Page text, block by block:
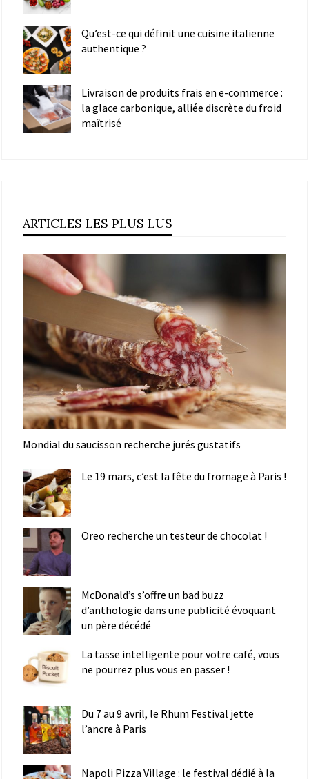
Qu’est-ce qui définit une cuisine italienne
authentique ?
Livraison de produits frais en e-commerce :
la glace carbonique, alliée discrète du froid
maîtrisé
ARTICLES LES PLUS LUS
Mondial du saucisson recherche jurés gustatifs
Le 19 mars, c’est la fête du fromage à Paris !
Oreo recherche un testeur de chocolat !
McDonald’s s’offre un bad buzz
d’anthologie dans une publicité évoquant
un père décédé
La tasse intelligente pour votre café, vous
ne pourrez plus vous en passer !
Du 7 au 9 avril, le Rhum Festival jette
l’ancre à Paris
Napoli Pizza Village : le festival dédié à la